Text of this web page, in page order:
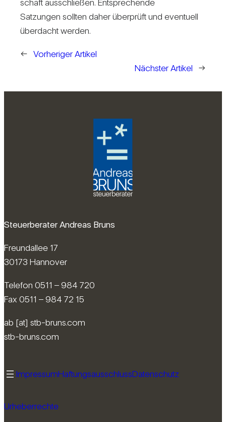
Sat­zungen sollten daher über­prüft und even­tuell
über­dacht werden.
← Vorheriger Artikel
Nächster Artikel
→
Steuerberater Andreas Bruns
Freundallee 17
30173 Hannover
Telefon 0511 – 984 720
Fax 0511 – 984 72 15
ab [at] stb-bruns.com
stb-bruns.com
ImpressumHaftungsausschlussDatenschutz
Urheberrechte